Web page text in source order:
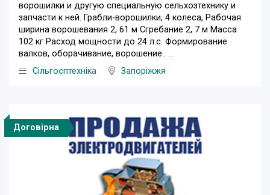
ворошилки и другую специальную сельхозтехнику и
запчасти к ней. Грабли-ворошилки, 4 колеса, Рабочая
ширина ворошевания 2, 61 м Сгребание 2, 7 м Масса
102 кг Расход мощности до 24 л.с. Формирование
валков, оборачивание, ворошение.. ...
Сільгосптехніка
Запоріжжя
Договірна